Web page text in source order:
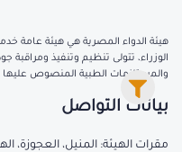
هيئة الدواء المصرية هي هيئة عامة
الوزراء، تتولى تنظيم وتنفيذ
والمستلزمات الطبية المنصوص عليها
بيانات التواصل
مقرات الهيئة: المنيل، العجوزة،